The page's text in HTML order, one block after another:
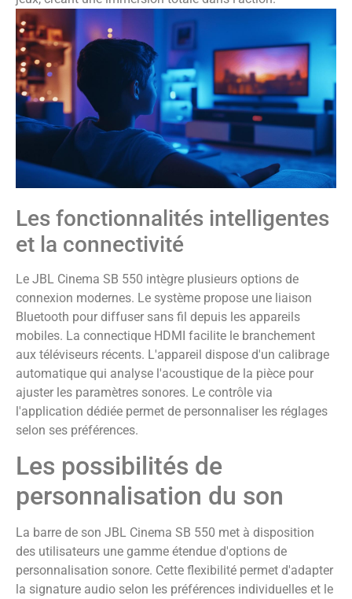
Les fonctionnalités intelligentes
et la connectivité
Le JBL Cinema SB 550 intègre plusieurs options de
connexion modernes. Le système propose une liaison
Bluetooth pour diffuser sans fil depuis les appareils
mobiles. La connectique HDMI facilite le branchement
aux téléviseurs récents. L'appareil dispose d'un calibrage
automatique qui analyse l'acoustique de la pièce pour
ajuster les paramètres sonores. Le contrôle via
l'application dédiée permet de personnaliser les réglages
selon ses préférences.
Les possibilités de
personnalisation du son
La barre de son JBL Cinema SB 550 met à disposition
des utilisateurs une gamme étendue d'options de
personnalisation sonore. Cette flexibilité permet d'adapter
la signature audio selon les préférences individuelles et le